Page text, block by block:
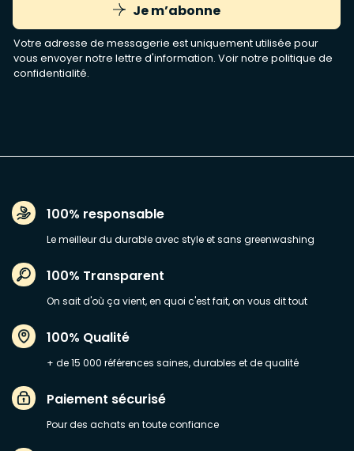
Je m’abonne
Votre adresse de messagerie est uniquement utilisée pour
vous envoyer notre lettre d'information. Voir notre politique de
confidentialité.
100% responsable
Le meilleur du durable avec style et sans greenwashing
100% Transparent
On sait d'où ça vient, en quoi c'est fait, on vous dit tout
100% Qualité
+ de 15 000 références saines, durables et de qualité
Paiement sécurisé
Pour des achats en toute confiance